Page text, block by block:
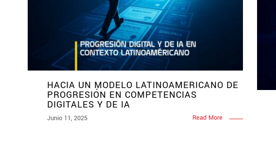
HACIA UN MODELO LATINOAMERICANO DE
PROGRESIÓN EN COMPETENCIAS
DIGITALES Y DE IA
Junio 11, 2025 Read More